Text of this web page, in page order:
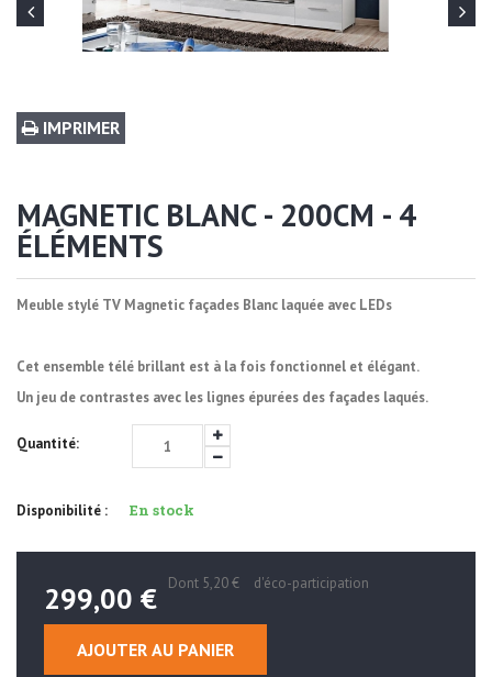
IMPRIMER
MAGNETIC BLANC - 200CM - 4
ÉLÉMENTS
Meuble stylé TV Magnetic façades Blanc laquée avec LEDs
Cet ensemble télé brillant est à la fois fonctionnel et élégant.
Un jeu de contrastes avec les lignes épurées des façades laqués.
Quantité:
Disponibilité : En stock
299,00 € Dont 5,20 € d'éco-participation
AJOUTER AU PANIER